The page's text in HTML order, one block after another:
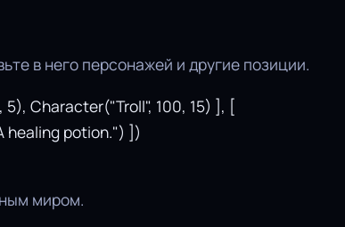
в него персонажей и другие позиции.
Character("Troll", 100, 15) ], [
healing potion.") ])
миром.